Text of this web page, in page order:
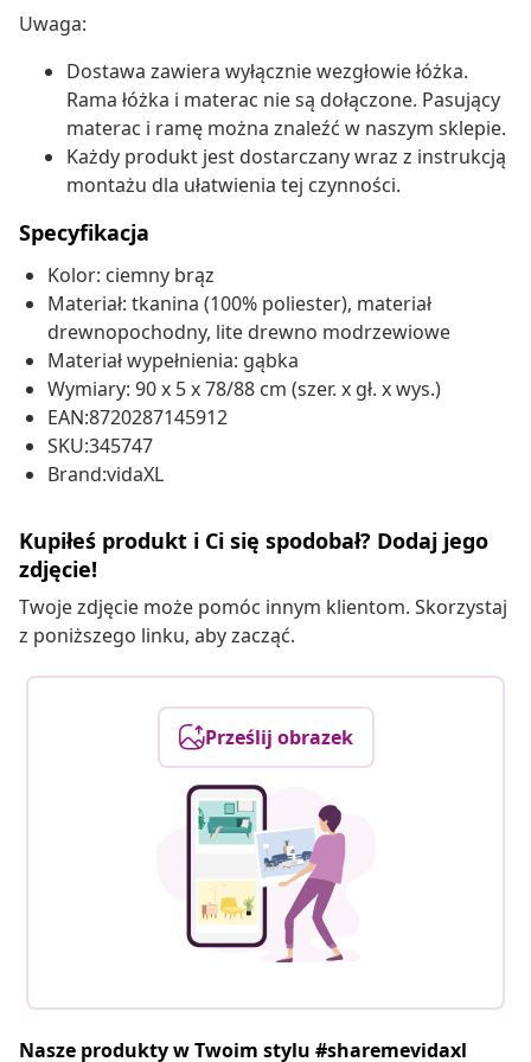
Uwaga:
Dostawa zawiera wyłącznie wezgłowie łóżka.
Rama łóżka i materac nie są dołączone. Pasujący
materac i ramę można znaleźć w naszym sklepie.
Każdy produkt jest dostarczany wraz z instrukcją
montażu dla ułatwienia tej czynności.
Specyfikacja
Kolor: ciemny brąz
Materiał: tkanina (100% poliester), materiał
drewnopochodny, lite drewno modrzewiowe
Materiał wypełnienia: gąbka
Wymiary: 90 x 5 x 78/88 cm (szer. x gł. x wys.)
EAN:8720287145912
SKU:345747
Brand:vidaXL
Kupiłeś produkt i Ci się spodobał? Dodaj jego
zdjęcie!
Twoje zdjęcie może pomóc innym klientom. Skorzystaj
z poniższego linku, aby zacząć.
Prześlij obrazek
Nasze produkty w Twoim stylu #sharemevidaxl